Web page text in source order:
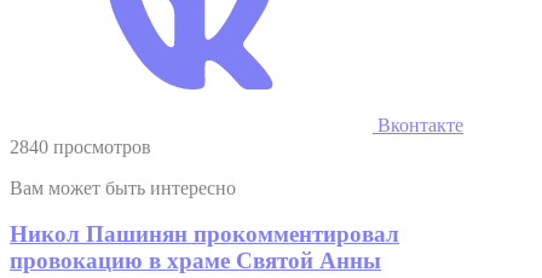
Вконтакте
2840 просмотров
Вам может быть интересно
Никол Пашинян прокомментировал
провокацию в храме Святой Анны